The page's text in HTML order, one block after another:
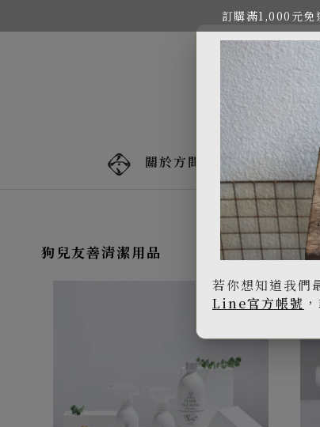
訂購滿1,000元免
關於方間 活動新品 方間
狗兒友善清潔用品
若你想知道我們
Line官方帳號